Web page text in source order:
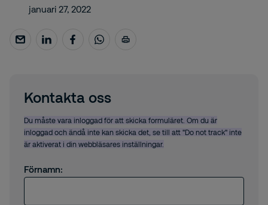
januari 27, 2022
Kontakta oss
Du måste vara inloggad för att skicka formuläret. Om du är
inloggad och ändå inte kan skicka det, se till att "Do not track" inte
är aktiverat i din webbläsares inställningar.
Förnamn: